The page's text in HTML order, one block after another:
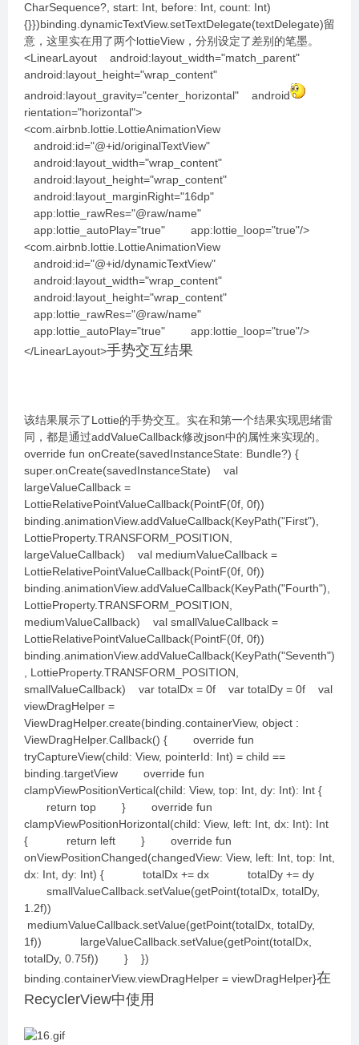
CharSequence?, start: Int, before: Int, count: Int)
{}})binding.dynamicTextView.setTextDelegate(textDelegate)留
意，这里实在用了两个lottieView，分别设定了差别的笔墨。
<LinearLayout android:layout_width="match_parent"
android:layout_height="wrap_content"
android:layout_gravity="center_horizontal" android
rientation="horizontal">
<com.airbnb.lottie.LottieAnimationView
android:id="@+id/originalTextView"
android:layout_width="wrap_content"
android:layout_height="wrap_content"
android:layout_marginRight="16dp"
app:lottie_rawRes="@raw/name"
app:lottie_autoPlay="true" app:lottie_loop="true"/>
<com.airbnb.lottie.LottieAnimationView
android:id="@+id/dynamicTextView"
android:layout_width="wrap_content"
android:layout_height="wrap_content"
app:lottie_rawRes="@raw/name"
app:lottie_autoPlay="true" app:lottie_loop="true"/>
</LinearLayout>手势交互结果
该结果展示了Lottie的手势交互。实在和第一个结果实现思绪雷
同，都是通过addValueCallback修改json中的属性来实现的。
override fun onCreate(savedInstanceState: Bundle?) {
super.onCreate(savedInstanceState) val
largeValueCallback =
LottieRelativePointValueCallback(PointF(0f, 0f))
binding.animationView.addValueCallback(KeyPath("First"),
LottieProperty.TRANSFORM_POSITION,
largeValueCallback) val mediumValueCallback =
LottieRelativePointValueCallback(PointF(0f, 0f))
binding.animationView.addValueCallback(KeyPath("Fourth"),
LottieProperty.TRANSFORM_POSITION,
mediumValueCallback) val smallValueCallback =
LottieRelativePointValueCallback(PointF(0f, 0f))
binding.animationView.addValueCallback(KeyPath("Seventh")
, LottieProperty.TRANSFORM_POSITION,
smallValueCallback) var totalDx = 0f var totalDy = 0f val
viewDragHelper =
ViewDragHelper.create(binding.containerView, object :
ViewDragHelper.Callback() { override fun
tryCaptureView(child: View, pointerId: Int) = child ==
binding.targetView override fun
clampViewPositionVertical(child: View, top: Int, dy: Int): Int {
return top } override fun
clampViewPositionHorizontal(child: View, left: Int, dx: Int): Int
{ return left } override fun
onViewPositionChanged(changedView: View, left: Int, top: Int,
dx: Int, dy: Int) { totalDx += dx totalDy += dy
smallValueCallback.setValue(getPoint(totalDx, totalDy,
1.2f))
mediumValueCallback.setValue(getPoint(totalDx, totalDy,
1f)) largeValueCallback.setValue(getPoint(totalDx,
totalDy, 0.75f)) } })
binding.containerView.viewDragHelper = viewDragHelper}在
RecyclerView中使用